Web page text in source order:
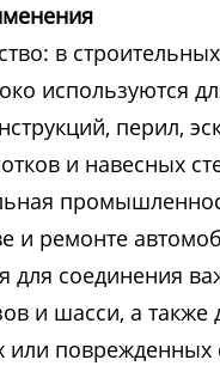
в
используются
перил,
и навесных
и ремонте
для соединения
и шасси, а
поврежденных